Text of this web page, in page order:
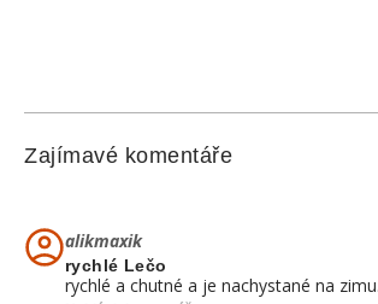
Zajímavé komentáře
alikmaxik
rychlé Lečo
rychlé a chutné a je nachystané na zimu.